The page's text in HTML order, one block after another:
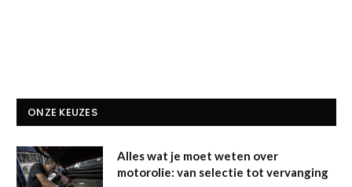
ONZE KEUZES
Alles wat je moet weten over
motorolie: van selectie tot vervanging